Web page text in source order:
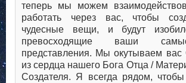
теперь мы можем
работать через вас, чтобы
чудесные вещи, и будут
превосходящие ваши
представления. Мы окутываем
из сердца нашего Бога Отца /
Создателя. Я всегда рядом,